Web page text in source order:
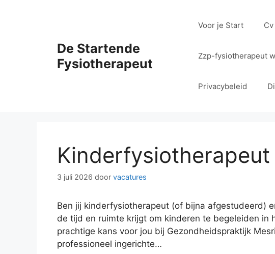
De Startende
Fysiotherapeut
Voor je Start
Zzp-fysiotherapeut
Privacybeleid
Kinderfysiotherapeut
3 juli 2026 door vacatures
Ben jij kinderfysiotherapeut (of bijna afgestudeerd)
de tijd en ruimte krijgt om kinderen te begeleiden in
prachtige kans voor jou bij Gezondheidspraktijk
professioneel ingerichte…